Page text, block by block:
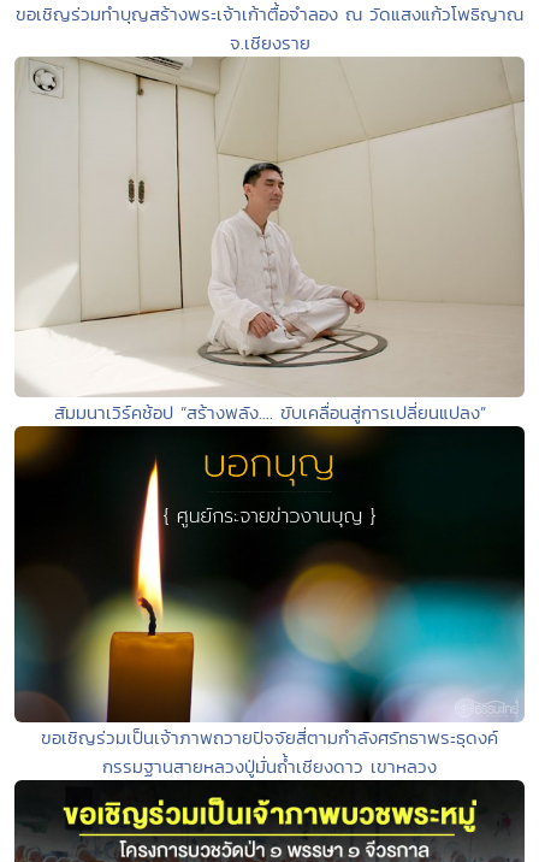
ขอเชิญร่วมทำบุญสร้างพระเจ้าเก้าตื้อจำลอง ณ วัดแสงแก้วโพธิญาณ
จ.เชียงราย
สัมมนาเวิร์คช้อป “สร้างพลัง.... ขับเคลื่อนสู่การเปลี่ยนแปลง”
ขอเชิญร่วมเป็นเจ้าภาพถวายปัจจัยสี่ตามกำลังศรัทธาพระธุดงค์
กรรมฐานสายหลวงปู่มั่นถ้ำเชียงดาว เขาหลวง